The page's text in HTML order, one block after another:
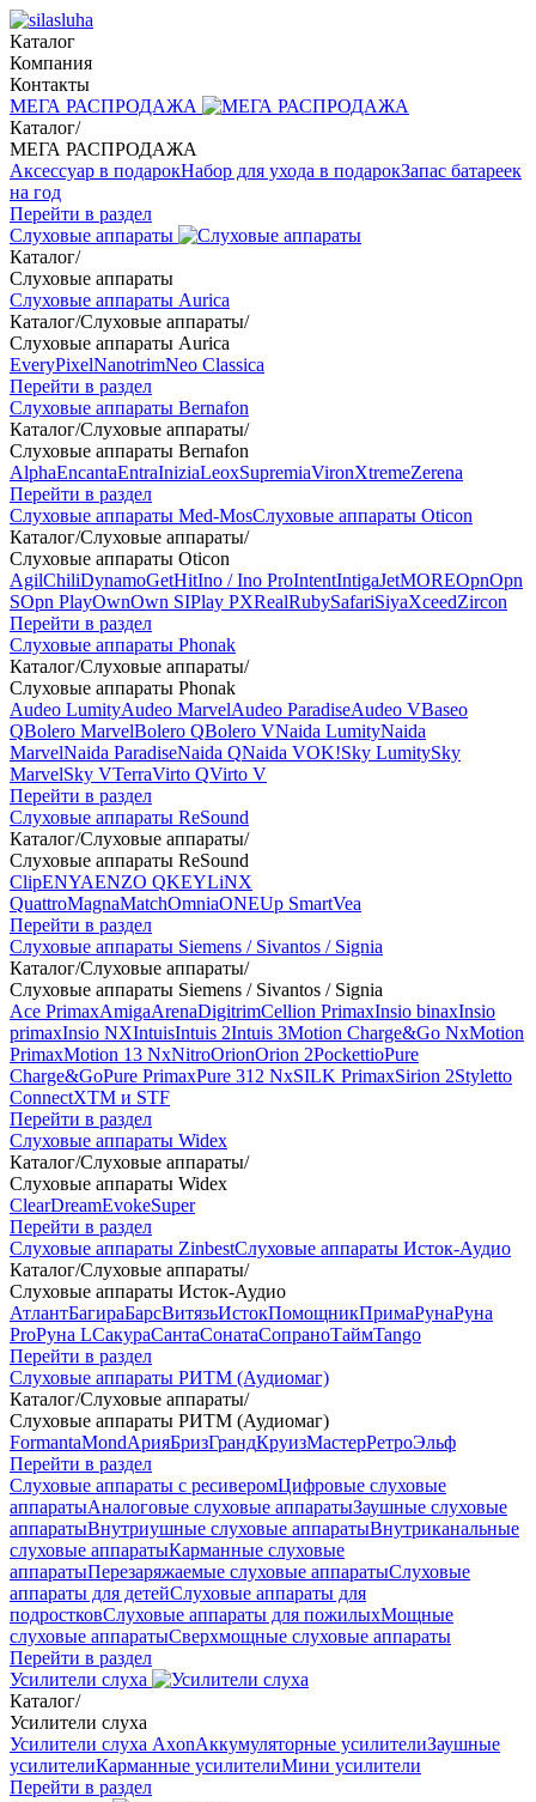
Каталог
Компания
Контакты
МЕГА РАСПРОДАЖА
Каталог/
МЕГА РАСПРОДАЖА
Аксессуар в подарокНабор для ухода в подарокЗапас батареек
на год
Перейти в раздел
Слуховые аппараты
Каталог/
Слуховые аппараты
Слуховые аппараты Aurica
Каталог/Слуховые аппараты/
Слуховые аппараты Aurica
EveryPixelNanotrimNeo Classica
Перейти в раздел
Слуховые аппараты Bernafon
Каталог/Слуховые аппараты/
Слуховые аппараты Bernafon
AlphaEncantaEntraIniziaLeoxSupremiaVironXtremeZerena
Перейти в раздел
Слуховые аппараты Med-MosСлуховые аппараты Oticon
Каталог/Слуховые аппараты/
Слуховые аппараты Oticon
AgilChiliDynamoGetHitIno / Ino ProIntentIntigaJetMOREOpnOpn
SOpn PlayOwnOwn SIPlay PXRealRubySafariSiyaXceedZircon
Перейти в раздел
Слуховые аппараты Phonak
Каталог/Слуховые аппараты/
Слуховые аппараты Phonak
Audeo LumityAudeo MarvelAudeo ParadiseAudeo VBaseo
QBolero MarvelBolero QBolero VNaida LumityNaida
MarvelNaida ParadiseNaida QNaida VOK!Sky LumitySky
MarvelSky VTerraVirto QVirto V
Перейти в раздел
Слуховые аппараты ReSound
Каталог/Слуховые аппараты/
Слуховые аппараты ReSound
ClipENYAENZO QKEYLiNX
QuattroMagnaMatchOmniaONEUp SmartVea
Перейти в раздел
Слуховые аппараты Siemens / Sivantos / Signia
Каталог/Слуховые аппараты/
Слуховые аппараты Siemens / Sivantos / Signia
Ace PrimaxAmigaArenaDigitrimCellion PrimaxInsio binaxInsio
primaxInsio NXIntuisIntuis 2Intuis 3Motion Charge&Go NxMotion
PrimaxMotion 13 NxNitroOrionOrion 2PockettioPure
Charge&GoPure PrimaxPure 312 NxSILK PrimaxSirion 2Styletto
ConnectXTM и STF
Перейти в раздел
Слуховые аппараты Widex
Каталог/Слуховые аппараты/
Слуховые аппараты Widex
ClearDreamEvokeSuper
Перейти в раздел
Слуховые аппараты ZinbestСлуховые аппараты Исток-Аудио
Каталог/Слуховые аппараты/
Слуховые аппараты Исток-Аудио
АтлантБагираБарсВитязьИстокПомощникПримаРунаРуна
ProРуна LСакураСантаСонатаСопраноТаймTango
Перейти в раздел
Слуховые аппараты РИТМ (Аудиомаг)
Каталог/Слуховые аппараты/
Слуховые аппараты РИТМ (Аудиомаг)
FormantaMondАрияБризГрандКруизМастерРетроЭльф
Перейти в раздел
Слуховые аппараты с ресиверомЦифровые слуховые
аппаратыАналоговые слуховые аппаратыЗаушные слуховые
аппаратыВнутриушные слуховые аппаратыВнутриканальные
слуховые аппаратыКарманные слуховые
аппаратыПерезаряжаемые слуховые аппаратыСлуховые
аппараты для детейСлуховые аппараты для
подростковСлуховые аппараты для пожилыхМощные
слуховые аппаратыСверхмощные слуховые аппараты
Перейти в раздел
Усилители слуха
Каталог/
Усилители слуха
Усилители слуха AxonАккумуляторные усилителиЗаушные
усилителиКарманные усилителиМини усилители
Перейти в раздел